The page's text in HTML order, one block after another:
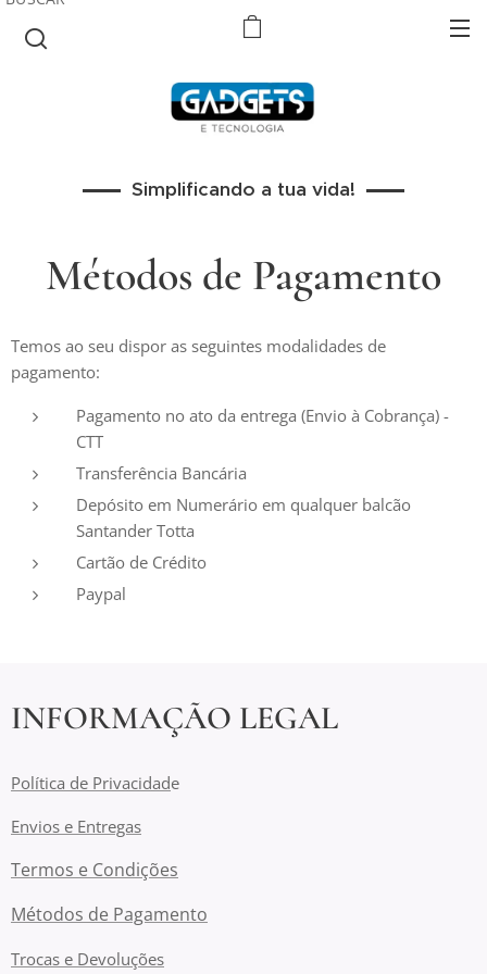
Simplificando a tua vida!
Métodos de Pagamento
Temos ao seu dispor as seguintes modalidades de
pagamento:
Pagamento no ato da entrega (Envio à Cobrança) -
CTT
Transferência Bancária
Depósito em Numerário em qualquer balcão
Santander Totta
Cartão de Crédito
Paypal
INFORMAÇÃO LEGAL
Política de Privacidade
Envios e Entregas
Termos e Condições
Métodos de Pagamento
Trocas e Devoluções